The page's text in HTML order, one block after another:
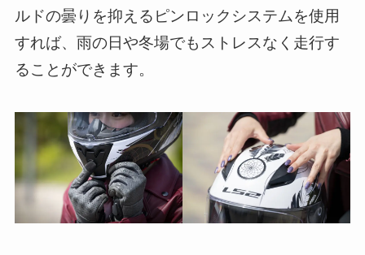
ルドの曇りを抑えるピンロックシステムを使用
すれば、雨の日や冬場でもストレスなく走行す
ることができます。